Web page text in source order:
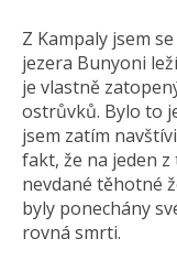
Z Kampaly jsem
jezera Bunyoni
je vlastně
ostrůvků. Bylo to
jsem zatím
fakt, že na jeden
nevdané těhotné
byly ponechány
rovná smrti.